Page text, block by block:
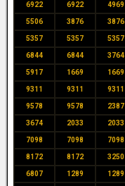
6922 6922 4969
5506 3876 3876
5357 5357 5357
6844 6844 3764
5917 1669 1669
9311 9311 9311
9578 9578 2387
3674 2033 2033
7098 7098 7098
8172 8172 3250
6807 1289 1289